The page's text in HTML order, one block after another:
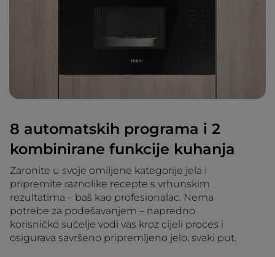
8 automatskih programa i 2
kombinirane funkcije kuhanja
Zaronite u svoje omiljene kategorije jela i
pripremite raznolike recepte s vrhunskim
rezultatima – baš kao profesionalac. Nema
potrebe za podešavanjem – napredno
korisničko sučelje vodi vas kroz cijeli proces i
osigurava savršeno pripremljeno jelo, svaki put.